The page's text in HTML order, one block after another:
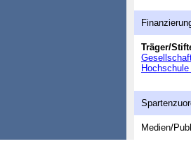
Träger/
Medien/